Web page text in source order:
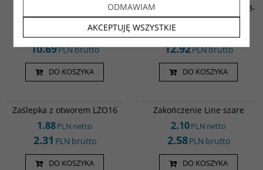
Listwa Led FUGA SLIM 2m
TR-CZ
8.69PLNnetto
10.69PLNbrutto
DO KOSZYKA
Listwa LED karton gips 1m B-
TR
10.50PLNnetto
12.92PLNbrutto
DO KOSZYKA
Zaślepka z otworem LZO16
1.88PLN netto
2.31 PLN brutto
DO KOSZYKA
Zakończenie Line szare
2.10PLN netto
2.58PLN brutto
DO KOSZYKA
ODMAWIAM
AKCEPTUJĘ WSZYSTKIE